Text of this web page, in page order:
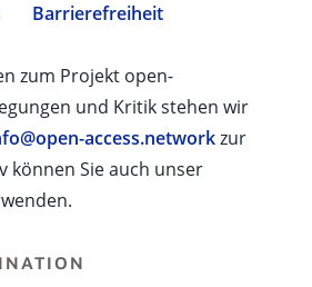
Barrierefreiheit
zum Projekt open-
und Kritik stehen wir
access.networkzur
können Sie auch unser